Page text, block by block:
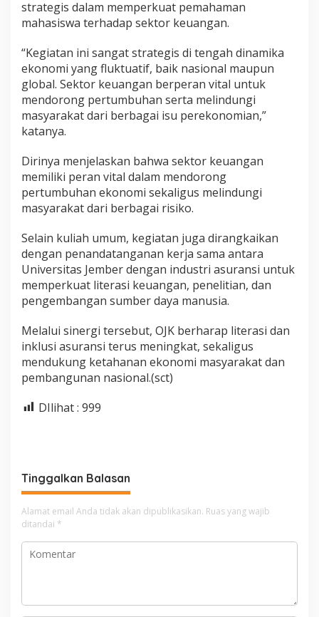
strategis dalam memperkuat pemahaman
mahasiswa terhadap sektor keuangan.
“Kegiatan ini sangat strategis di tengah dinamika
ekonomi yang fluktuatif, baik nasional maupun
global. Sektor keuangan berperan vital untuk
mendorong pertumbuhan serta melindungi
masyarakat dari berbagai isu perekonomian,”
katanya.
Dirinya menjelaskan bahwa sektor keuangan
memiliki peran vital dalam mendorong
pertumbuhan ekonomi sekaligus melindungi
masyarakat dari berbagai risiko.
Selain kuliah umum, kegiatan juga dirangkaikan
dengan penandatanganan kerja sama antara
Universitas Jember dengan industri asuransi untuk
memperkuat literasi keuangan, penelitian, dan
pengembangan sumber daya manusia.
Melalui sinergi tersebut, OJK berharap literasi dan
inklusi asuransi terus meningkat, sekaligus
mendukung ketahanan ekonomi masyarakat dan
pembangunan nasional.(sct)
DIlihat : 999
Tinggalkan Balasan
Alamat email Anda tidak akan dipublikasikan. Ruas yang wajib
ditandai *